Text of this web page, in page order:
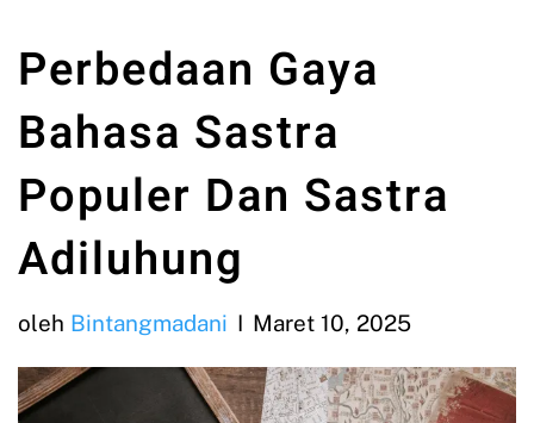
Perbedaan Gaya
Bahasa Sastra
Populer Dan Sastra
Adiluhung
oleh Bintangmadani Maret 10, 2025